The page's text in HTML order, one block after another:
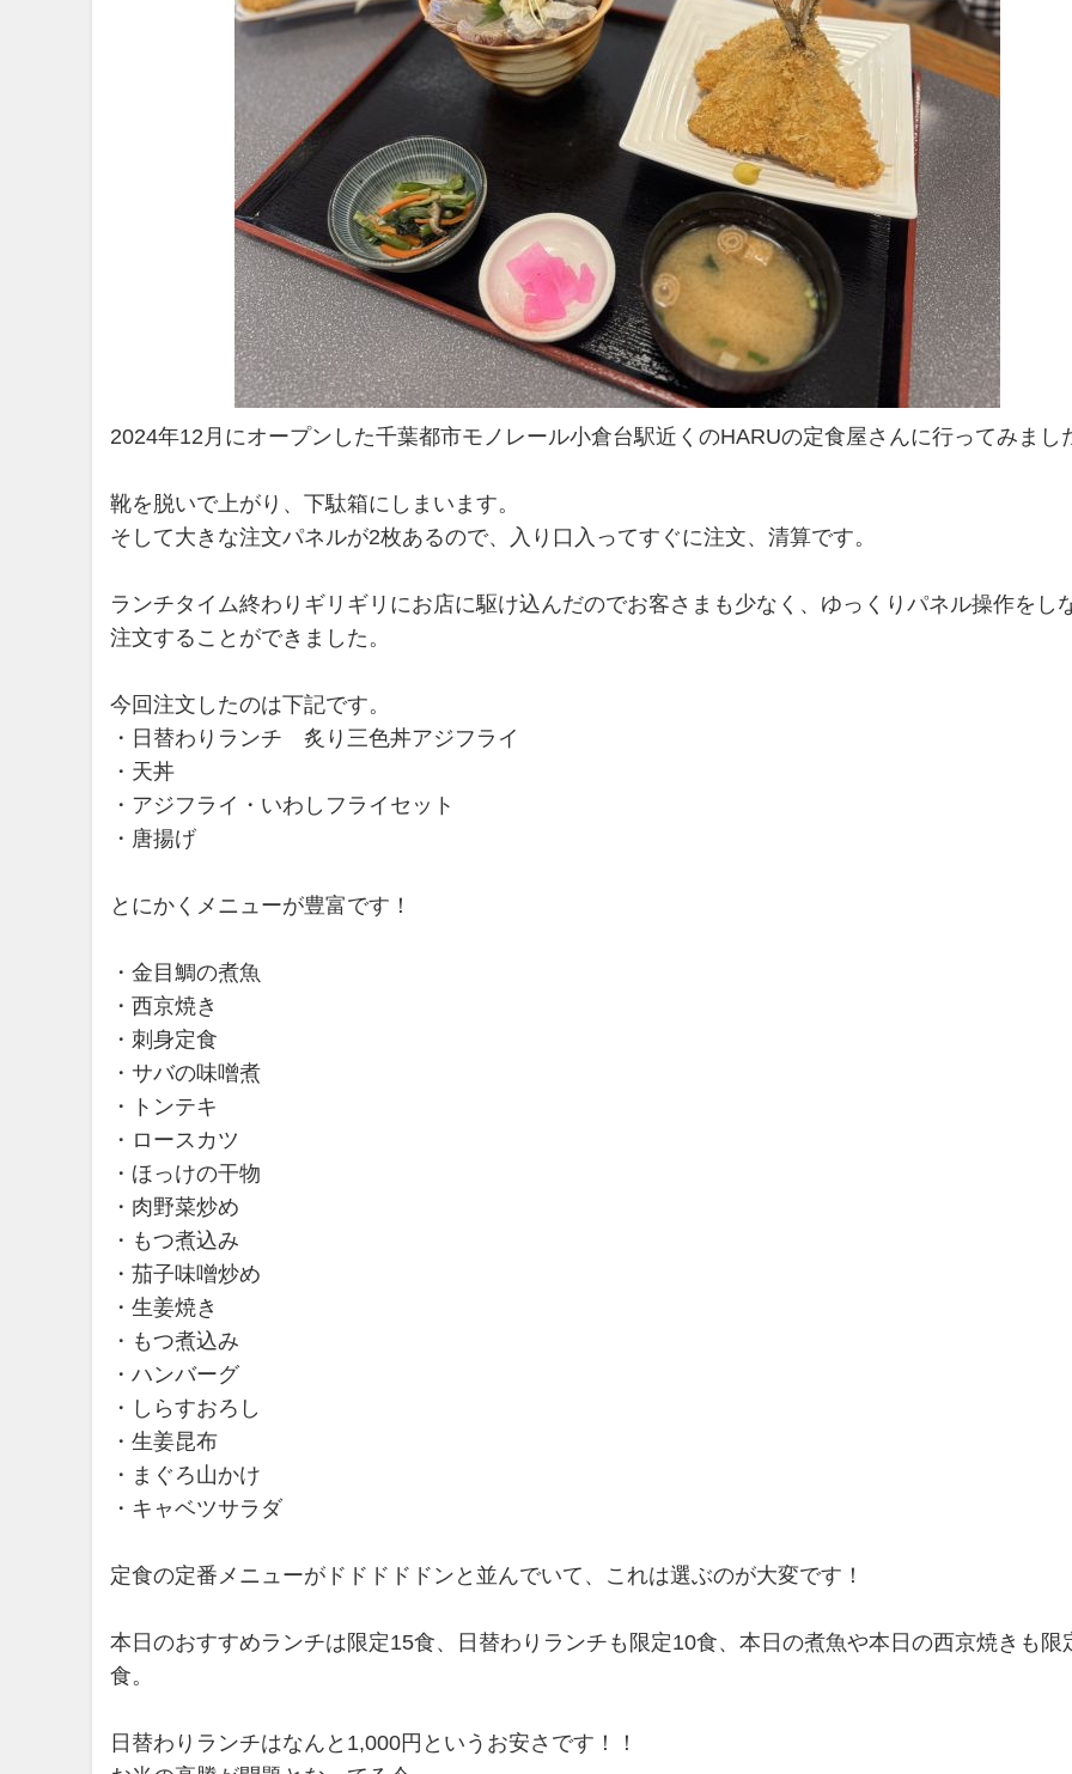
2024年12月にオープンした千葉都市モノレール小倉台駅近くのHARUの定食屋さんに行ってみまし
靴を脱いで上がり、下駄箱にしまいます。
そして大きな注文パネルが2枚あるので、入り口入ってすぐに注文、清算です。
ランチタイム終わりギリギリにお店に駆け込んだのでお客さまも少なく、ゆっくりパネル操作をし
注文することができました。
今回注文したのは下記です。
・日替わりランチ 炙り三色丼アジフライ
・天丼
・アジフライ・いわしフライセット
・唐揚げ
とにかくメニューが豊富です！
・金目鯛の煮魚
・西京焼き
・刺身定食
・サバの味噌煮
・トンテキ
・ロースカツ
・ほっけの干物
・肉野菜炒め
・もつ煮込み
・茄子味噌炒め
・生姜焼き
・もつ煮込み
・ハンバーグ
・しらすおろし
・生姜昆布
・まぐろ山かけ
・キャベツサラダ
定食の定番メニューがドドドドドンと並んでいて、これは選ぶのが大変です！
本日のおすすめランチは限定15食、日替わりランチも限定10食、本日の煮魚や本日の西京焼きも限
食。
日替わりランチはなんと1,000円というお安さです！！